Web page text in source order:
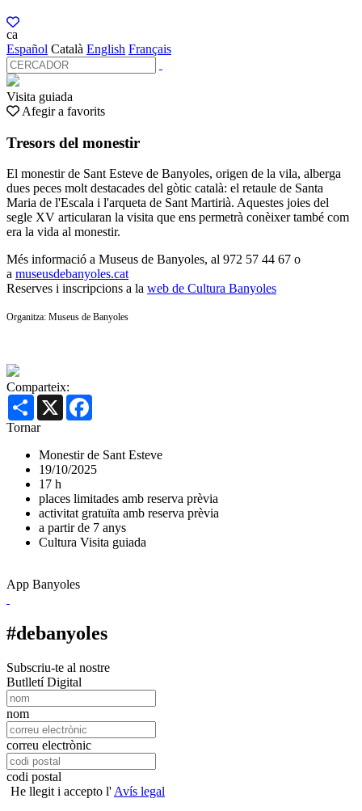
ca
Español Català English Français
Visita guiada
Afegir a favorits
Tresors del monestir
El monestir de Sant Esteve de Banyoles, origen de la vila, alberga
dues peces molt destacades del gòtic català: el retaule de Santa
Maria de l'Escala i l'arqueta de Sant Martirià. Aquestes joies del
segle XV articularan la visita que ens permetrà conèixer també com
era la vida al monestir.
Més informació a Museus de Banyoles, al 972 57 44 67 o
a museusdebanyoles.cat
Reserves i inscripcions a la web de Cultura Banyoles
Organitza: Museus de Banyoles
Comparteix:
Share X
Tornar
Monestir de Sant Esteve
19/10/2025
17 h
places limitades amb reserva prèvia
activitat gratuïta amb reserva prèvia
a partir de 7 anys
Cultura Visita guiada
App Banyoles
#debanyoles
Subscriu-te al nostre
Butlletí Digital
nom
correu electrònic
codi postal
He llegit i accepto l' Avís legal